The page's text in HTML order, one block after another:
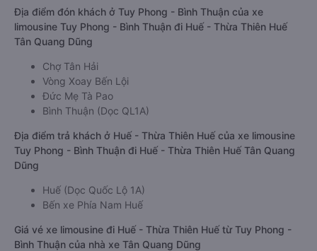
Địa điểm đón khách ở Tuy Phong - Bình Thuận của xe
limousine Tuy Phong - Bình Thuận đi Huế - Thừa Thiên Huế
Tân Quang Dũng
Chợ Tân Hải
Vòng Xoay Bến Lội
Đức Mẹ Tà Pao
Bình Thuận (Dọc QL1A)
Địa điểm trả khách ở Huế - Thừa Thiên Huế của xe limousine
Tuy Phong - Bình Thuận đi Huế - Thừa Thiên Huế Tân Quang
Dũng
Huế (Dọc Quốc Lộ 1A)
Bến xe Phía Nam Huế
Giá vé xe limousine đi Huế - Thừa Thiên Huế từ Tuy Phong -
Bình Thuận của nhà xe Tân Quang Dũng